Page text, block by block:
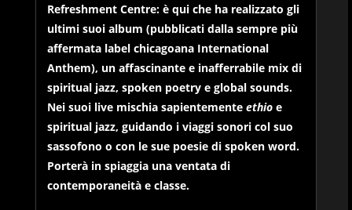
Refreshment Centre: è qui che ha realizzato gli
ultimi suoi album (pubblicati dalla sempre più
affermata label chicagoana International
Anthem), un affascinante e inafferrabile mix di
spiritual jazz, spoken poetry e global sounds.
Nei suoi live mischia sapientementeethio e
spiritual jazz, guidando i viaggi sonori col suo
sassofono o con le sue poesie di spoken word.
Porterà in spiaggia una ventata di
contemporaneità e classe.